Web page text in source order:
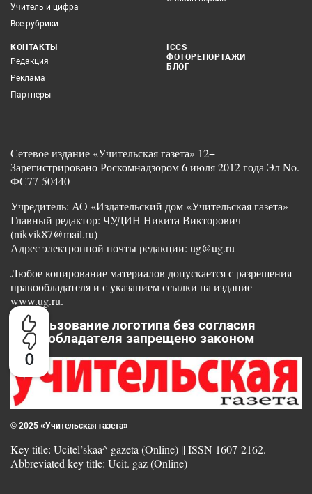
0
Учитель и цифра
Все рубрики
КОНТАКТЫ
Редакция
Реклама
Партнеры
ICCS
ФОТОРЕПОРТАЖИ
БЛОГ
Сетевое издание «Учительская газета» 12+
Зарегистрировано Роскомнадзором 6 июля 2012 года Эл No.
ФС77-50440
Учредитель: АО «Издательский дом «Учительская газета»
Главный редактор: ЧУДИН Никита Викторович
(nikvik87@mail.ru)
Адрес электронной почты редакции: ug@ug.ru
Любое копирование материалов допускается с разрешения
правообладателя и с указанием ссылки на издание
www.ug.ru.
Использование логотипа без согласия
правообладателя запрещено законом
© 2025 «Учительская газета»
Key title: Ucitel’skaa^ gazeta (Online) || ISSN 1607-2162.
Abbreviated key title: Ucit. gaz (Online)